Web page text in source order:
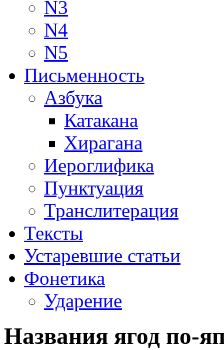
N3
N4
N5
Письменность
Азбука
Катакана
Хирагана
Иероглифика
Пунктуация
Транслитерация
Тексты
Устаревшие статьи
Фонетика
Ударение
Названия ягод по-